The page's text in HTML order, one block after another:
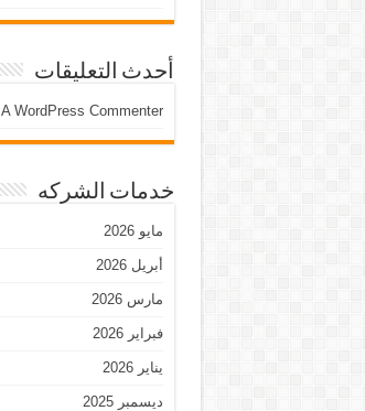
أحدث التعليقات
A WordPress Commenter
خدمات الشركه
مايو 2026
أبريل 2026
مارس 2026
فبراير 2026
يناير 2026
ديسمبر 2025